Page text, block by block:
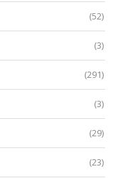
(52)
(3)
(291)
(3)
(29)
(23)